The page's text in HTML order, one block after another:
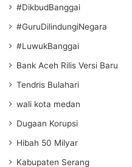
#DikbudBanggai
#GuruDilindungiNegara
#LuwukBanggai
Bank Aceh Rilis Versi Baru
Tendris Bulahari
wali kota medan
Dugaan Korupsi
Hibah 50 Milyar
Kabupaten Serang